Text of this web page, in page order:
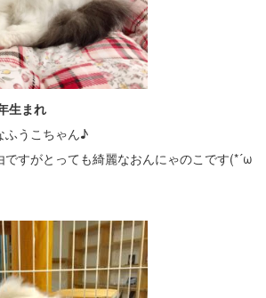
生まれ
ふうこちゃん♪
すがとっても綺麗なおんにゃのこです(*´ω